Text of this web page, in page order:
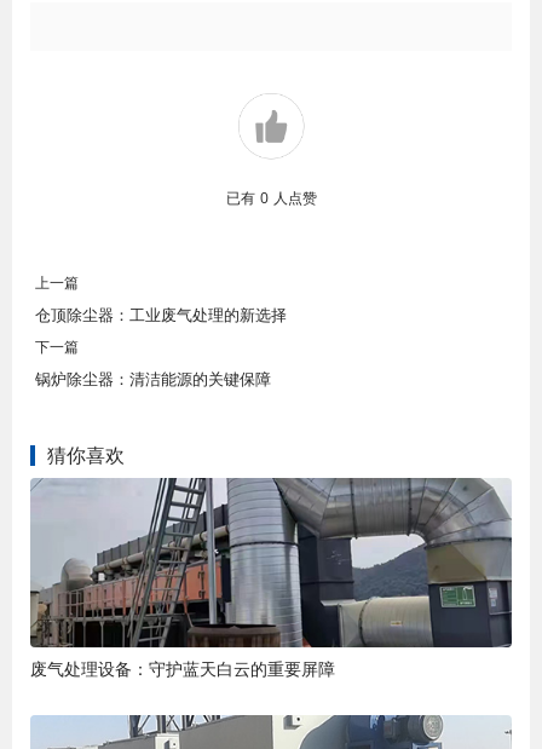
已有 0 人点赞
上一篇
仓顶除尘器：工业废气处理的新选择
下一篇
锅炉除尘器：清洁能源的关键保障
猜你喜欢
废气处理设备：守护蓝天白云的重要屏障